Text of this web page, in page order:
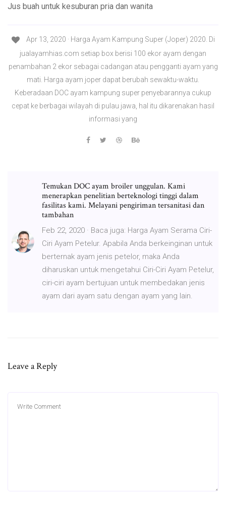
Jus buah untuk kesuburan pria dan wanita
Apr 13, 2020 · Harga Ayam Kampung Super (Joper) 2020. Di
jualayamhias.com setiap box berisi 100 ekor ayam dengan
penambahan 2 ekor sebagai cadangan atau pengganti ayam yang
mati. Harga ayam joper dapat berubah sewaktu-waktu.
Keberadaan DOC ayam kampung super penyebarannya cukup
cepat ke berbagai wilayah di pulau jawa, hal itu dikarenakan hasil
informasi yang
Temukan DOC ayam broiler unggulan. Kami
menerapkan penelitian berteknologi tinggi dalam
fasilitas kami. Melayani pengiriman tersanitasi dan
tambahan
Feb 22, 2020 · Baca juga: Harga Ayam Serama Ciri-
Ciri Ayam Petelur. Apabila Anda berkeinginan untuk
berternak ayam jenis petelor, maka Anda
diharuskan untuk mengetahui Ciri-Ciri Ayam Petelur,
ciri-ciri ayam bertujuan untuk membedakan jenis
ayam dari ayam satu dengan ayam yang lain.
Leave a Reply